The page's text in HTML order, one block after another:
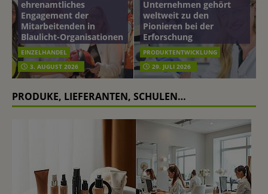
ehrenamtliches
Engagement der
Mitarbeitenden in
Blaulicht-Organisationen
EINZELHANDEL
3. AUGUST 2026
Unternehmen gehört
weltweit zu den
Pionieren bei der
Erforschung
PRODUKTENTWICKLUNG
29. JULI 2026
PRODUKE, LIEFERANTEN, SCHULEN…